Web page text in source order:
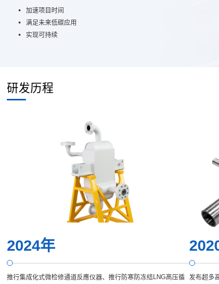
加速项目时间
满足未来低碳应用
实现可持续
研发历程
2024年
推行集成化式微检修通道反應仪器、推行防寒防冻结LNG髙压循
发布超多